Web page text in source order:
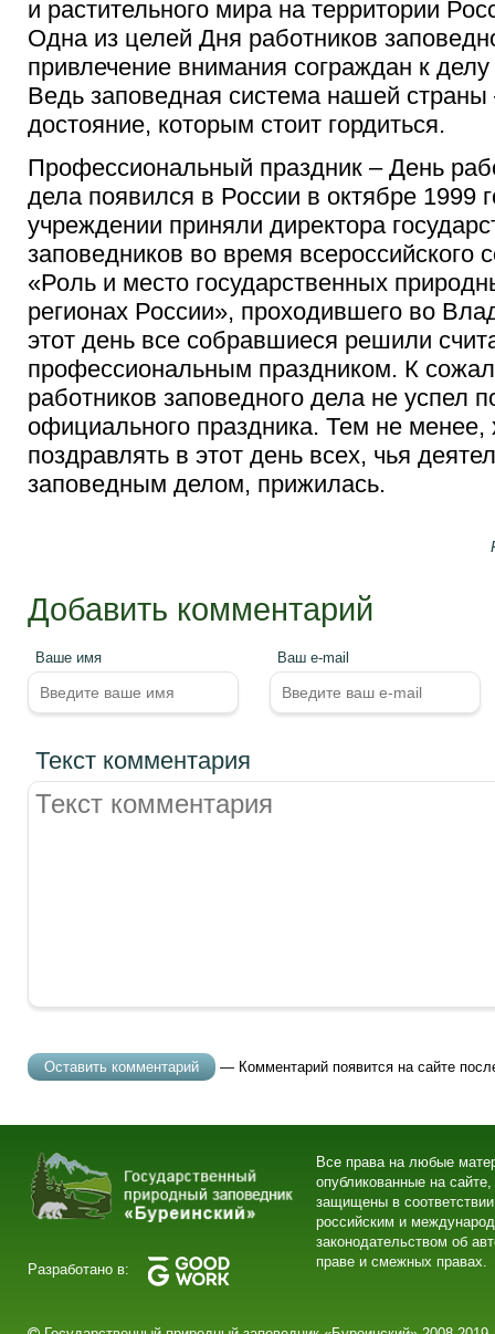
и растительного мира на территории
Одна из целей Дня работников
привлечение внимания сограждан к
Ведь заповедная система нашей страны
достояние, которым стоит гордиться.
Профессиональный праздник – День
дела появился в России в октябре 1999
учреждении приняли директора
заповедников во время всероссийского
«Роль и место государственных
регионах России», проходившего во
этот день все собравшиеся решили
профессиональным праздником. К
работников заповедного дела не успел
официального праздника. Тем не
поздравлять в этот день всех, чья
заповедным делом, прижилась.
Добавить комментарий
Ваше имя Ваш e-mail
Текст комментария
— Комментарий появится на сайте
Разработано в:
Все права на любые
опубликованные на сайте,
защищены в
российским и
законодательством об
праве и смежных правах.